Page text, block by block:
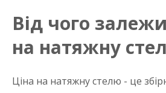
Від чого
на натяжну
Ціна на натяжну стелю - це